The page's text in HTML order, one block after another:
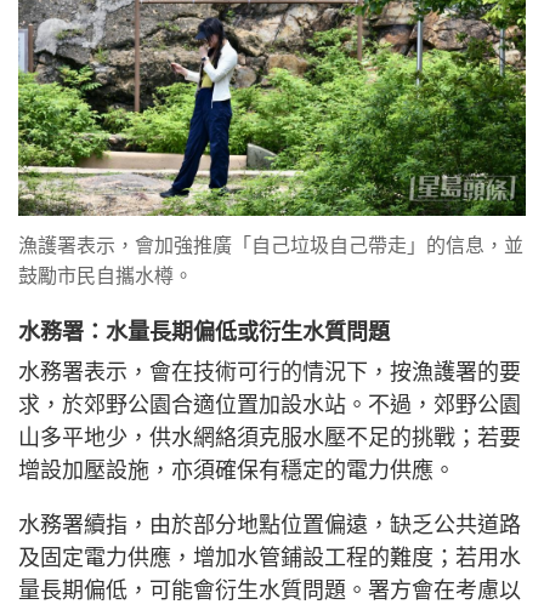
漁護署表示，會加強推廣「自己垃圾自己帶走」的信息，並
鼓勵市民自攜水樽。
水務署：水量長期偏低或衍生水質問題
水務署表示，會在技術可行的情況下，按漁護署的要
求，於郊野公園合適位置加設水站。不過，郊野公園
山多平地少，供水網絡須克服水壓不足的挑戰；若要
增設加壓設施，亦須確保有穩定的電力供應。
水務署續指，由於部分地點位置偏遠，缺乏公共道路
及固定電力供應，增加水管鋪設工程的難度；若用水
量長期偏低，可能會衍生水質問題。署方會在考慮以